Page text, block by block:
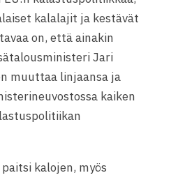
kalalajit ja kestävät
on, että ainakin
Jari
muuttaa linjaansa ja
kaiken
kalojen, myös